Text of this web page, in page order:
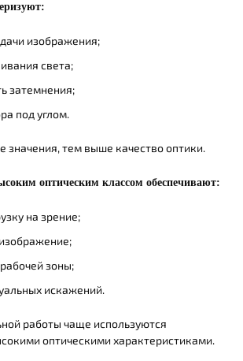
изображения;
света;
затемнения;
под углом.
значения, тем выше качество оптики.
оптическим классом обеспечивают:
на зрение;
зоны;
искажений.
работы чаще используются
оптическими характеристиками.